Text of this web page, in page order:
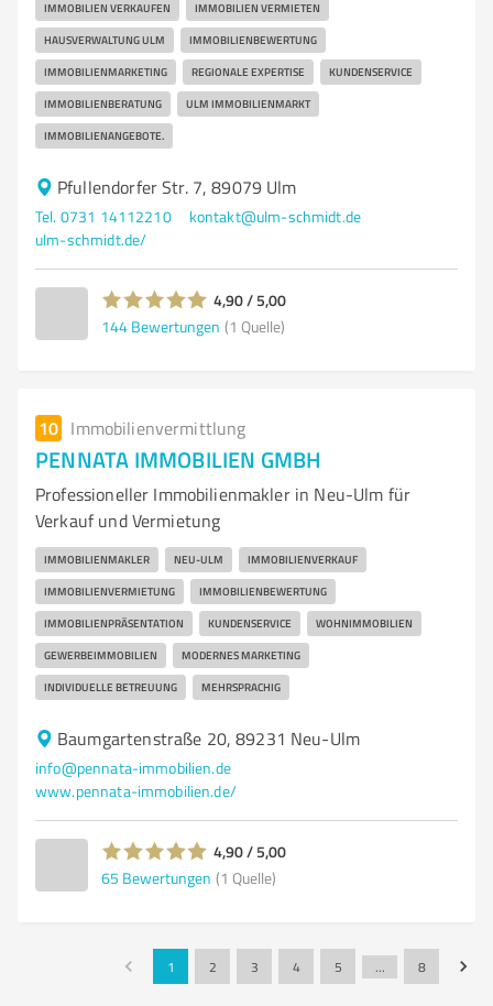
IMMOBILIEN VERKAUFEN IMMOBILIEN VERMIETEN
HAUSVERWALTUNG ULM IMMOBILIENBEWERTUNG
IMMOBILIENMARKETING REGIONALE EXPERTISE KUNDENSERVICE
IMMOBILIENBERATUNG ULM IMMOBILIENMARKT
IMMOBILIENANGEBOTE.
Pfullendorfer Str. 7, 89079 Ulm
Tel. 0731 14112210
kontakt@ulm-schmidt.de
ulm-schmidt.de/
4,90 / 5,00
144 Bewertungen (1 Quelle)
10 Immobilienvermittlung
PENNATA IMMOBILIEN GMBH
Professioneller Immobilienmakler in Neu-Ulm für
Verkauf und Vermietung
IMMOBILIENMAKLER NEU-ULM IMMOBILIENVERKAUF
IMMOBILIENVERMIETUNG IMMOBILIENBEWERTUNG
IMMOBILIENPRÄSENTATION KUNDENSERVICE WOHNIMMOBILIEN
GEWERBEIMMOBILIEN MODERNES MARKETING
INDIVIDUELLE BETREUUNG MEHRSPRACHIG
Baumgartenstraße 20, 89231 Neu-Ulm
info@pennata-immobilien.de
www.pennata-immobilien.de/
4,90 / 5,00
65 Bewertungen (1 Quelle)
1 2 3 4 5 … 8